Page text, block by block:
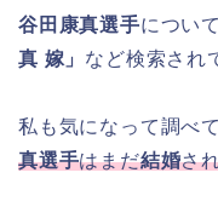
谷田康真選手につい
真 嫁」 など検索され
私も気になって調べ
真選手はまだ結婚さ